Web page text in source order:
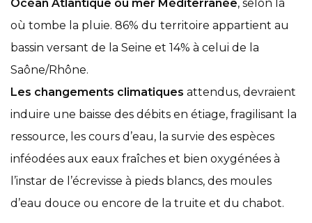
Océan Atlantique ou mer Méditerranée, selon là
où tombe la pluie. 86% du territoire appartient au
bassin versant de la Seine et 14% à celui de la
Saône/Rhône.
Les changements climatiques attendus, devraient
induire une baisse des débits en étiage, fragilisant la
ressource, les cours d’eau, la survie des espèces
inféodées aux eaux fraîches et bien oxygénées à
l’instar de l’écrevisse à pieds blancs, des moules
d’eau douce ou encore de la truite et du chabot.